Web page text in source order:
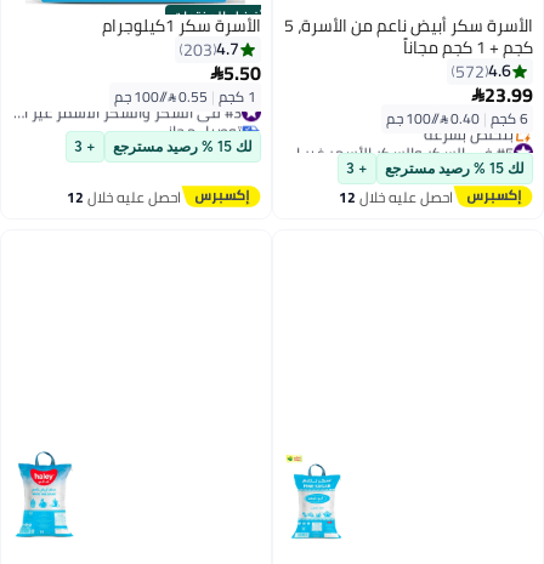
الأسرة سكر أبيض ناعم من الأسرة، 5
كجم + 1 كجم مجاناً
4.6
572
23.99
6 كجم |0.40 /⁨/100 جم⁩
توصيل مجاني
بتخلّص بسرعةلك 15 % رصيد مسترجع + 3
احصل عليه خلال12
أفضل المنتجات
الأسرة سكر 1كيلوجرام
4.7
203
5.50
1 كجم |
توصيل مجاني
لك 15 % رصيد مسترجع + 3
احصل عليه خلال12